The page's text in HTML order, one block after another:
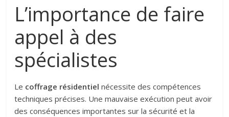
L’importance de faire
appel à des
spécialistes
Le coffrage résidentiel nécessite des compétences
techniques précises. Une mauvaise exécution peut avoir
des conséquences importantes sur la sécurité et la